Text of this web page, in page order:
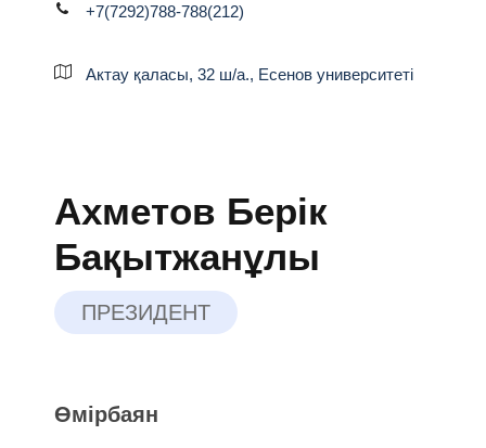
+7(7292)788-788(212)
Актау қаласы, 32 ш/а., Есенов университеті
Ахметов Берік
Бақытжанұлы
ПРЕЗИДЕНТ
Өмірбаян